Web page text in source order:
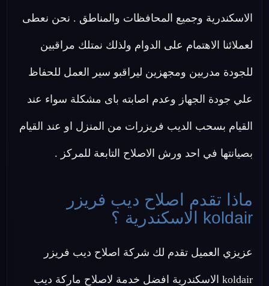
الاسكندرية وجميع المحافظات والمناطق . نحن نعطى
لعملائنا الاهتمام على الدوام ولذلك نمتلك مراقبين
للجودة مدربين ومجهزين ليراقبو سير العمل للحفاظ
علي جودة الجهاز وعدم اصابته باى مشكلة سواء عند
القيام بسحب الديب فريزرات من المنزل او عند القيام
بصيانتها في احد ورش الاصلاح التابعة للمركز .
ماذا تقدم اصلاح ديب فريزر
koldair الاسكندرية ؟
عزيزي العميل تقدم لك شركة اصلاح ديب فريزر
koldair الاسكندرية افضل خدمة لاصلاح ماركة ديب